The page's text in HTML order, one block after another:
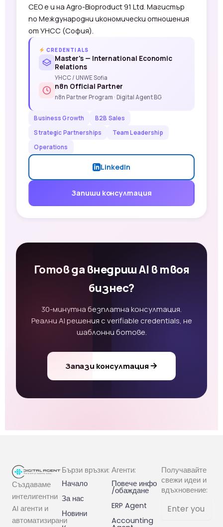
CEO е и на Agro-Bioproduct 91 Ltd. Магистър
по Международни икономически отношения
от УНСС (София).
CREDENTIALS
Master's — International Economic
Relations
УНСС / UNWE Sofia
n8n Official Partner
n8n Partner Program · Digital Agent BG
Business Growth
B2B Sales
Strategic Partnerships
Team Leadership
Operations
LinkedIn
Запиши консултация
Готов да внедриш AI в твоя
бизнес?
30-минутна безплатна консултация.
Реални AI решения с verifiable credentials, не
шаблонни ботове.
Запази консултация
Създаваме
интелигентни
AI агенти и
автоматизирани
Бързи връзки:
Начало
За нас
Новини
Агенти:
Повече инфо
/обаждане
ERP Agent
Accounting
Получавайте
свежи идеи и
вдъхновение: